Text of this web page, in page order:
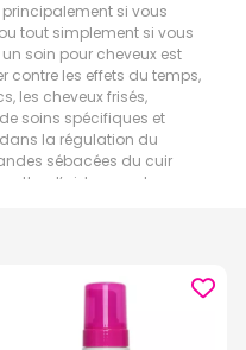
principalement si vous
tout simplement si vous
soin pour cheveux est
contre les effets du temps,
les cheveux frisés,
soins spécifiques et
la régulation du
sébacées du cuir
d’aider vos cheveux